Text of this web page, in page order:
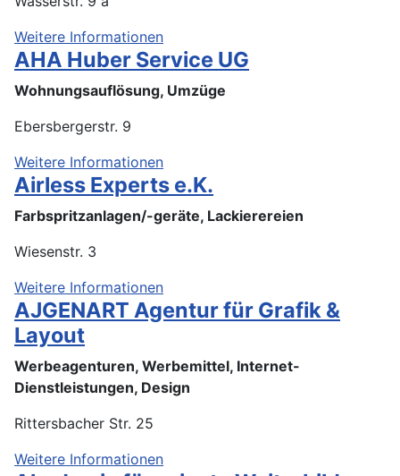
Weitere Informationen
AHA Huber Service UG
Wohnungsauflösung, Umzüge
Ebersbergerstr. 9
Weitere Informationen
Airless Experts e.K.
Farbspritzanlagen/-geräte, Lackierereien
Wiesenstr. 3
Weitere Informationen
AJGENART Agentur für Grafik &
Layout
Werbeagenturen, Werbemittel, Internet-
Dienstleistungen, Design
Rittersbacher Str. 25
Weitere Informationen